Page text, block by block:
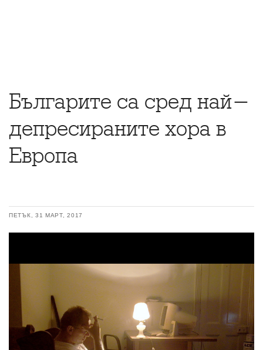
Българите са сред най-
депресираните хора в
Европа
ПЕТЪК, 31 МАРТ, 2017